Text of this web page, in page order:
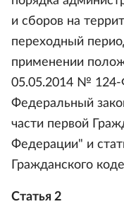
и сборов на
переходный
применении
05.05.2014 № 124-
Федеральный
части первой
Федерации" и
Гражданского
Статья 2